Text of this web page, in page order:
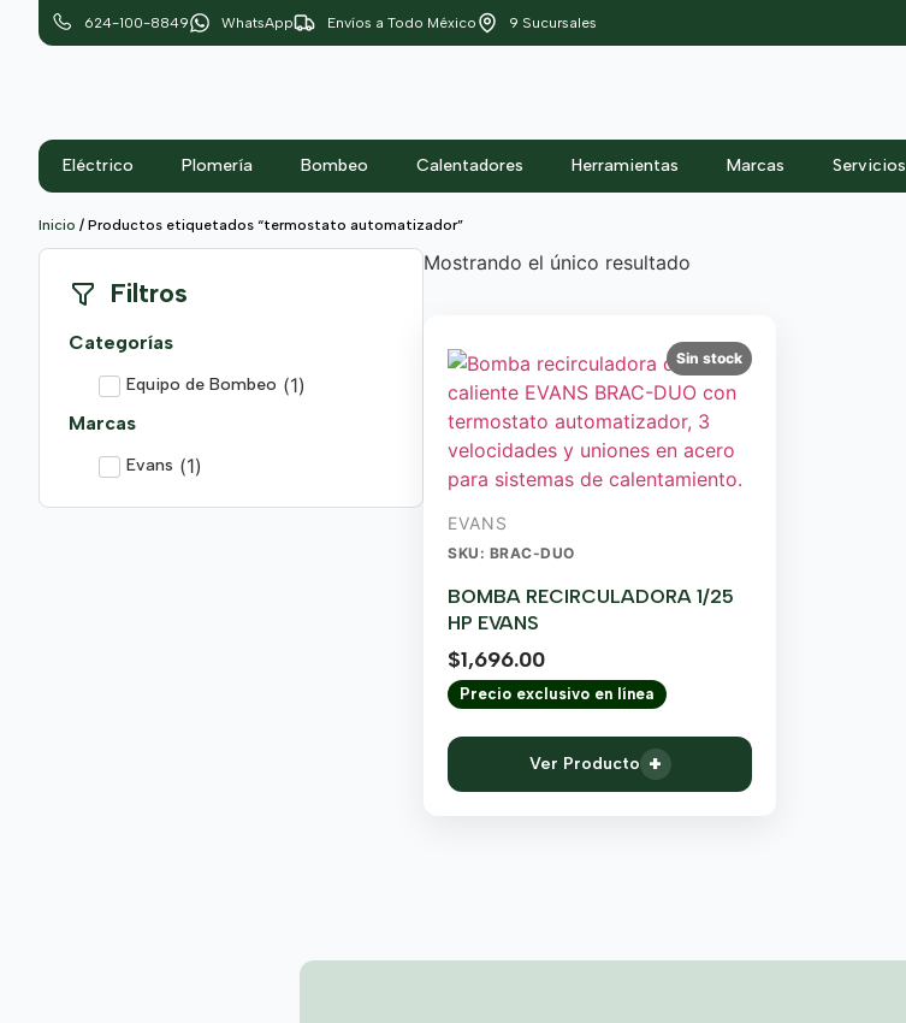
624-100-8849 WhatsApp Envíos a Todo México 9 Sucursales
Eléctrico Plomería Bombeo Calentadores Herramientas Marcas Servicios
Inicio / Productos etiquetados “termostato automatizador”
Filtros
Categorías
Equipo de Bombeo (1)
Marcas
Evans (1)
Mostrando el único resultado
Sin stock
EVANS
SKU: BRAC-DUO
BOMBA RECIRCULADORA 1/25
HP EVANS
$1,696.00
Precio exclusivo en línea
Ver Producto +